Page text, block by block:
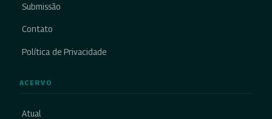
Submissão
Contato
Política de Privacidade
ACERVO
Atual